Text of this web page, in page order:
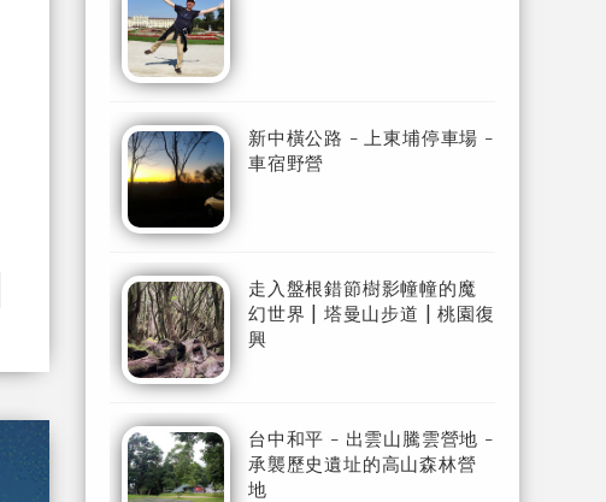
新中橫公路 - 上東埔停車場 -
車宿野營
走入盤根錯節樹影幢幢的魔
幻世界 | 塔曼山步道 | 桃園復
興
台中和平 - 出雲山騰雲營地 -
承襲歷史遺址的高山森林營
地